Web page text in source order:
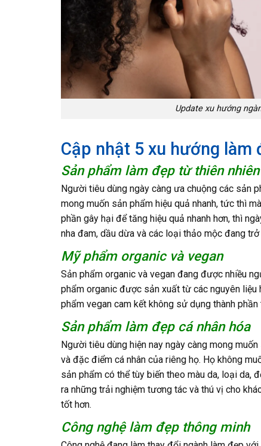
Update xu hướng
Cập nhật 5 xu hướng làm
Sản phẩm làm đẹp từ thiên nhiên
Người tiêu dùng ngày càng ưa chuộng các sản
mong muốn sản phẩm hiệu quả nhanh, tức thì
phần gây hại để tăng hiệu quả nhanh hơn, thì
nha đam, dầu dừa và các loại thảo mộc đang
Mỹ phẩm organic và vegan
Sản phẩm organic và vegan đang được nhiều
phẩm organic được sản xuất từ các nguyên
phẩm vegan cam kết không sử dụng thành
Sản phẩm làm đẹp cá nhân hóa
Người tiêu dùng hiện nay ngày càng mong
và đặc điểm cá nhân của riêng họ. Họ không
sản phẩm có thể tùy biến theo màu da, loại da,
ra những trải nghiệm tương tác và thú vị cho
tốt hơn.
Công nghệ làm đẹp thông minh